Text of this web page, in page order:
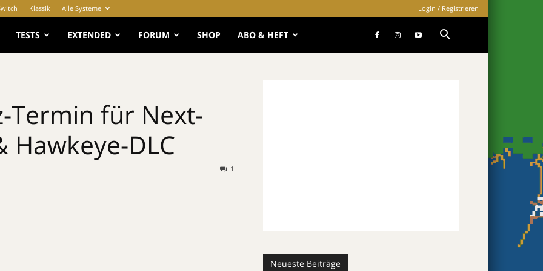
Klassik Alle Systeme Login / Registrieren
TESTS EXTENDED FORUM SHOP ABO & HEFT
Termin für Next-
Hawkeye-DLC
1
Neueste Beiträge